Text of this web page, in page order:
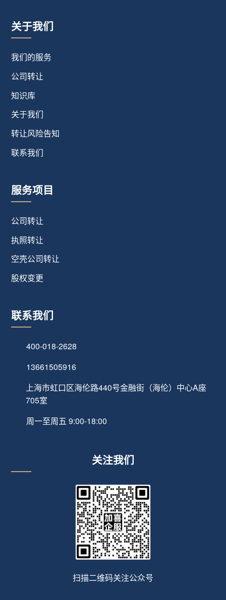
关于我们
我们的服务
公司转让
知识库
关于我们
转让风险告知
联系我们
服务项目
公司转让
执照转让
空壳公司转让
股权变更
联系我们
400-018-2628
13661505916
上海市虹口区海伦路440号金融街（海伦）中心A座
705室
周一至周五 9:00-18:00
关注我们
扫描二维码关注公众号